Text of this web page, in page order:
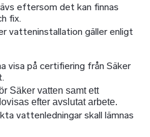
eftersom det kan finnas
fix.
vatteninstallation gäller enligt
visa på certifiering från Säker
Säker vatten samt ett
efter avslutat arbete.
vattenledningar skall lämnas